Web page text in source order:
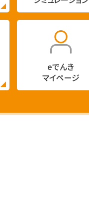
eでんき
マイページ